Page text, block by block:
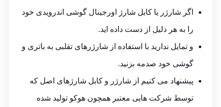
اگر شارژر یا کابل شارژ اورجینال گوشی اندرویدی خود
را به هر دلیل از دست داده اید.
و تمایل ندارید با استفاده از شارژرهای تقلبی به باتری و
گوشی خود صدمه بزنید.
پیشنهاد می کنیم از شارژر و کابل شارژهای اصل که
توسط شرکت هایی معتبر همچون هوکو تولید شده